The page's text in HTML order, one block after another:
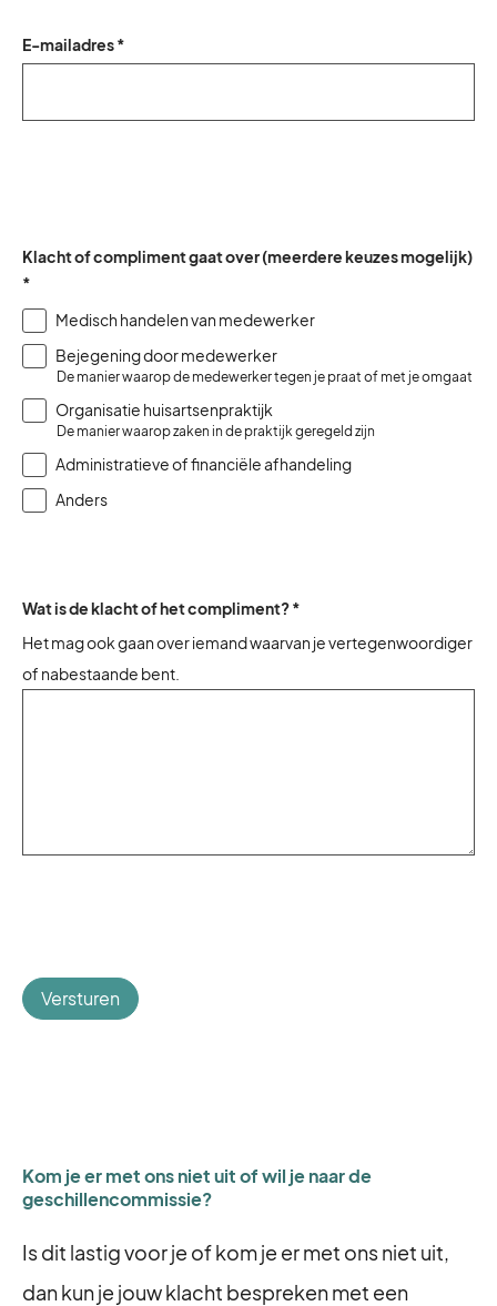
E-mailadres *
Klacht of compliment gaat over (meerdere keuzes mogelijk)
*
Medisch handelen van medewerker
Bejegening door medewerker
De manier waarop de medewerker tegen je praat of met je omgaat
Organisatie huisartsenpraktijk
De manier waarop zaken in de praktijk geregeld zijn
Administratieve of financiële afhandeling
Anders
Wat is de klacht of het compliment? *
Het mag ook gaan over iemand waarvan je vertegenwoordiger
of nabestaande bent.
Versturen
Kom je er met ons niet uit of wil je naar de
geschillencommissie?
Is dit lastig voor je of kom je er met ons niet uit,
dan kun je jouw klacht bespreken met een